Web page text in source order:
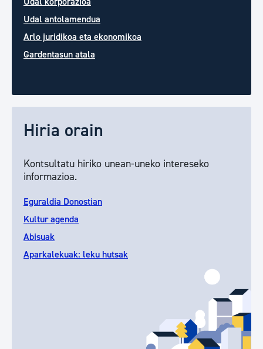
Udal antolamendua
Arlo juridikoa eta ekonomikoa
Gardentasun atala
Hiria orain
Kontsultatu hiriko unean-uneko intereseko
informazioa.
Eguraldia Donostian
Kultur agenda
Abisuak
Aparkalekuak: leku hutsak